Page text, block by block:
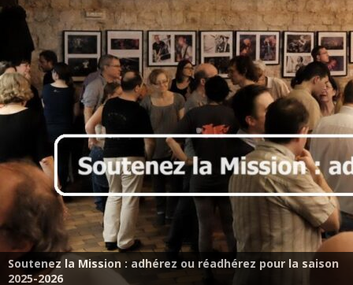
Soutenez la Mission : adhérez ou réadhérez pour la saison
2025-2026